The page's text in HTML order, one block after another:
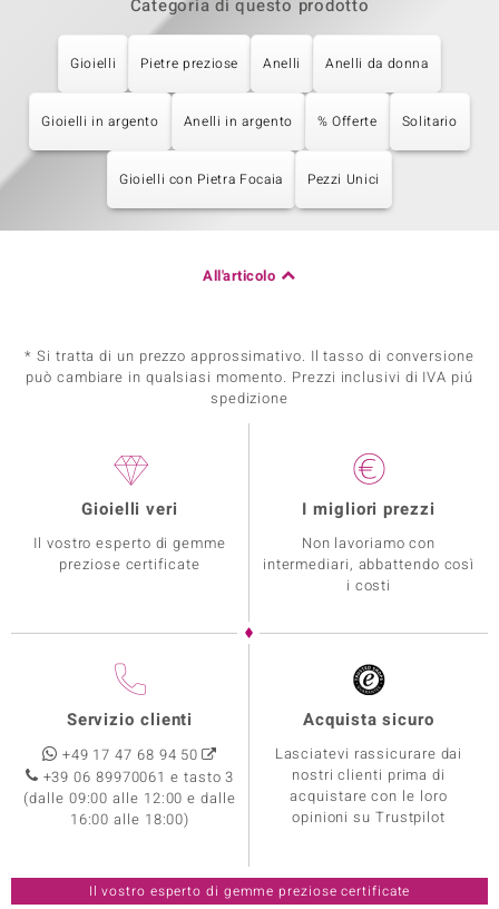
Categoria di questo prodotto
Gioielli Pietre preziose Anelli Anelli da donna
Gioielli in argento Anelli in argento % Offerte Solitario
Gioielli con Pietra Focaia Pezzi Unici
All'articolo
* Si tratta di un prezzo approssimativo. Il tasso di conversione
può cambiare in qualsiasi momento. Prezzi inclusivi di IVA piú
spedizione
Gioielli veri
Il vostro esperto di gemme
preziose certificate
I migliori prezzi
Non lavoriamo con
intermediari, abbattendo così
i costi
Servizio clienti
+49 17 47 68 94 50
+39 06 89970061 e tasto 3
(dalle 09:00 alle 12:00 e dalle
16:00 alle 18:00)
Acquista sicuro
Lasciatevi rassicurare dai
nostri clienti prima di
acquistare con le loro
opinioni su Trustpilot
Il vostro esperto di gemme preziose certificate